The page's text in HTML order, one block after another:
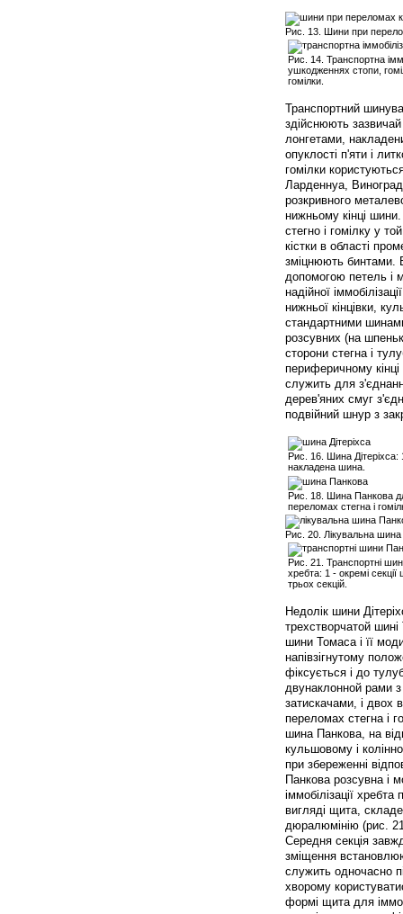
Рис. 13. Шини при
Рис. 14. Транспортна
ушкодженнях стопи,
гомілки.
Транспортний
здійснюють
лонгетами,
опуклості п'яти і
гомілки
Ларденнуа,
розкривного
нижньому кінці
стегно і гомілку у
кістки в області
зміцнюють бинтами.
допомогою петель і
надійної
нижньої кінцівки,
стандартними
розсувних (на
сторони стегна і
периферичному
служить для
дерев'яних смуг
подвійний шнур з
Рис. 16. Шина Дітеріхса:
накладена шина.
Рис. 18. Шина Панкова
переломах стегна і
Рис. 20. Лікувальна шина
Рис. 21. Транспортні
хребта: 1 - окремі
трьох секцій.
Недолік шини
трехстворчатой
шини Томаса і її
напівзігнутому
фіксується і до
двунаклонной рами
затискачами, і двох
переломах стегна і
шина Панкова, на
кульшовому і
при збереженні
Панкова розсувна і
іммобілізації
вигляді щита,
дюралюмінію (рис.
Середня секція
зміщення
служить одночасно
хворому
формі щита для